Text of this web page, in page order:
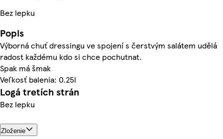
Bez lepku
Popis
Výborná chuť dressingu ve spojení s čerstvým salátem udělá
radost každému kdo si chce pochutnat.
Spak má šmak
Veľkosť balenia: 0.25l
Logá tretích strán
Bez lepku
Zloženie